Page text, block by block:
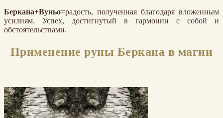
Беркана+Вуньо=радость, полученная благодаря вложенным
усилиям. Успех, достигнутый в гармонии с собой и
обстоятельствами.
Применение руны Беркана в магии